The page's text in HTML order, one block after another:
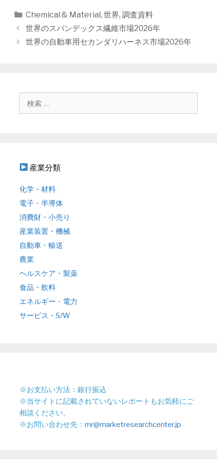
カ
テ
ゴ
Chemical & Material, 世界, 調査資料
投
稿
世界のスパンデックス繊維市場2026年
世界の自動車用セカンダリハーネス市場2026年
産業分類
化学・材料
電子・半導体
消費財・小売り
産業装置・機械
自動車・輸送
農業
ヘルスケア・製薬
食品・飲料
エネルギー・電力
サービス・S/W
※お支払い方法：銀行振込
※当サイトに記載されていないレポートもお気軽にご
相談ください。
※お問い合わせ先： mr@marketresearchcenter.jp